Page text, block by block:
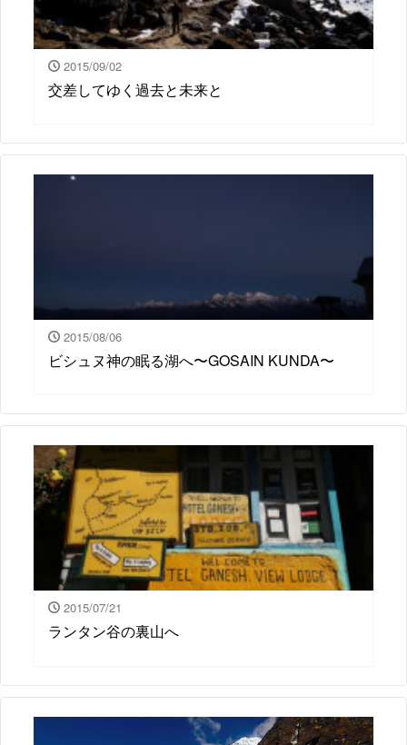
2015/09/02
交差してゆく過去と未来と
2015/08/06
ビシュヌ神の眠る湖へ〜GOSAIN KUNDA〜
2015/07/21
ランタン谷の裏山へ